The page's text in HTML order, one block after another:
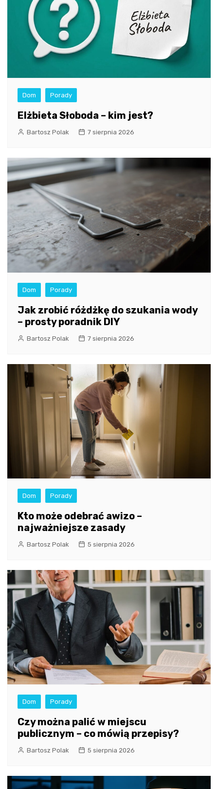
Dom Porady
Elżbieta Słoboda – kim jest?
Bartosz Polak 7 sierpnia 2026
Dom Porady
Jak zrobić różdżkę do szukania wody
– prosty poradnik DIY
Bartosz Polak 7 sierpnia 2026
Dom Porady
Kto może odebrać awizo –
najważniejsze zasady
Bartosz Polak 5 sierpnia 2026
Dom Porady
Czy można palić w miejscu
publicznym – co mówią przepisy?
Bartosz Polak 5 sierpnia 2026